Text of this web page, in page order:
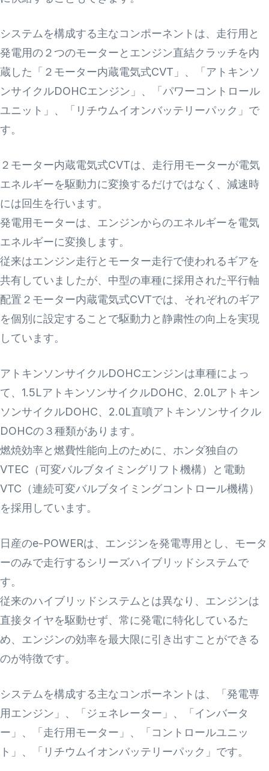
システムを構成する主なコンポーネントは、走行用と
発電用の２つのモーターとエンジン直結クラッチを内
蔵した「２モーター内蔵電気式CVT」、「アトキンソ
ンサイクルDOHCエンジン」、「パワーコントロール
ユニット」、「リチウムイオンバッテリーパック」で
す。
２モーター内蔵電気式CVTは、走行用モーターが電気
エネルギーを駆動力に変換するだけではなく、減速時
には回生を行います。
発電用モーターは、エンジンからのエネルギーを電気
エネルギーに変換します。
従来はエンジン走行とモーター走行で使われるギアを
共有していましたが、中型の車種に採用された平行軸
配置２モーター内蔵電気式CVTでは、それぞれのギア
を個別に設定することで駆動力と静粛性の向上を実現
しています。
アトキンソンサイクルDOHCエンジンは車種によっ
て、1.5LアトキンソンサイクルDOHC、2.0Lアトキン
ソンサイクルDOHC、2.0L直噴アトキンソンサイクル
DOHCの３種類があります。
燃焼効率と燃費性能向上のために、ホンダ独自の
VTEC（可変バルブタイミングリフト機構）と電動
VTC（連続可変バルブタイミングコントロール機構）
を採用しています。
日産のe-POWERは、エンジンを発電専用とし、モータ
ーのみで走行するシリーズハイブリッドシステムで
す。
従来のハイブリッドシステムとは異なり、エンジンは
直接タイヤを駆動せず、常に発電に特化しているた
め、エンジンの効率を最大限に引き出すことができる
のが特徴です。
システムを構成する主なコンポーネントは、「発電専
用エンジン」、「ジェネレーター」、「インバータ
ー」、「走行用モーター」、「コントロールユニッ
ト」、「リチウムイオンバッテリーパック」です。